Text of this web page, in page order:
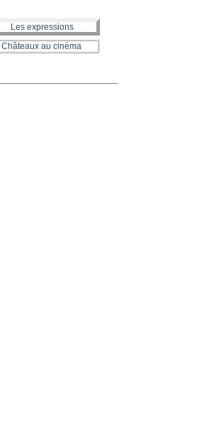
Les expressions
Châteaux au cinéma